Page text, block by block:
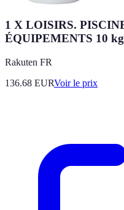
1 X LOISIRS.
ÉQUIPEMENTS 10 kg
Rakuten FR
136.68 EURVoir le prix